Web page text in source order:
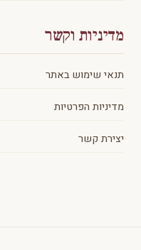
מדיניות וקשר
תנאי שימוש באתר
מדיניות הפרטיות
יצירת קשר